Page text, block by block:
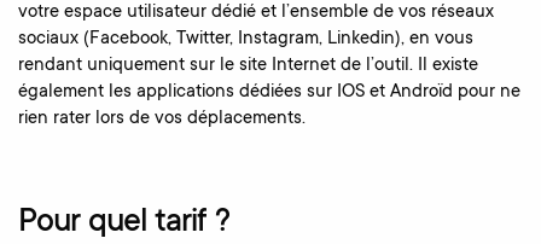
votre espace utilisateur dédié et l’ensemble de vos réseaux
sociaux (Facebook, Twitter, Instagram, Linkedin), en vous
rendant uniquement sur le site Internet de l’outil. Il existe
également les applications dédiées sur IOS et Androïd pour ne
rien rater lors de vos déplacements.
Pour quel tarif ?